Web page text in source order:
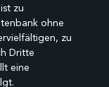
zu
ohne
zu
Dritte
eine